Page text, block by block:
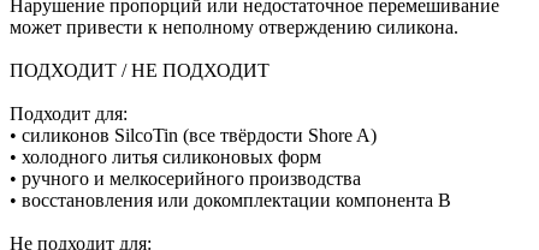
Нарушение пропорций или недостаточное перемешивание
может привести к неполному отверждению силикона.
ПОДХОДИТ / НЕ ПОДХОДИТ
Подходит для:
• силиконов SilcoTin (все твёрдости Shore A)
• холодного литья силиконовых форм
• ручного и мелкосерийного производства
• восстановления или докомплектации компонента B
Не подходит для: